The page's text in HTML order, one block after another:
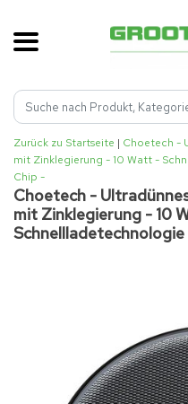
Zurück zu Startseite | Choetech -
mit Zinklegierung - 10 Watt -
Chip -
Choetech -
mit Zinklegierung - 10